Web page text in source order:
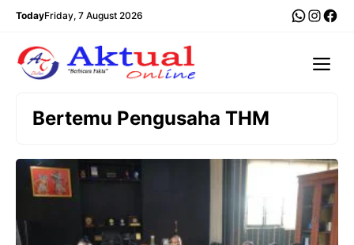
Langsung
TodayFriday, 7 August 2026
Bertemu Pengusaha THM